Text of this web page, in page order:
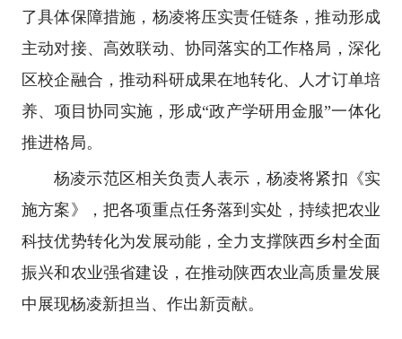
了具体保障措施，杨凌将压实责任链条，推动形成
主动对接、高效联动、协同落实的工作格局，深化
区校企融合，推动科研成果在地转化、人才订单培
养、项目协同实施，形成“政产学研用金服”一体化
推进格局。
杨凌示范区相关负责人表示，杨凌将紧扣《实
施方案》，把各项重点任务落到实处，持续把农业
科技优势转化为发展动能，全力支撑陕西乡村全面
振兴和农业强省建设，在推动陕西农业高质量发展
中展现杨凌新担当、作出新贡献。